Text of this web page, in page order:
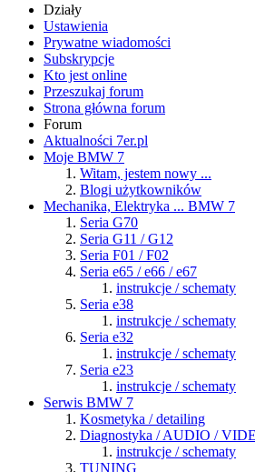
Działy
Ustawienia
Prywatne wiadomości
Subskrypcje
Kto jest online
Przeszukaj forum
Strona główna forum
Forum
Aktualności 7er.pl
Moje BMW 7
Witam, jestem nowy ...
Blogi użytkowników
Mechanika, Elektryka ... BMW 7
Seria G70
Seria G11 / G12
Seria F01 / F02
Seria e65 / e66 / e67
instrukcje / schematy
Seria e38
instrukcje / schematy
Seria e32
instrukcje / schematy
Seria e23
instrukcje / schematy
Serwis BMW 7
Kosmetyka / detailing
Diagnostyka / AUDIO /
instrukcje / schematy
TUNING